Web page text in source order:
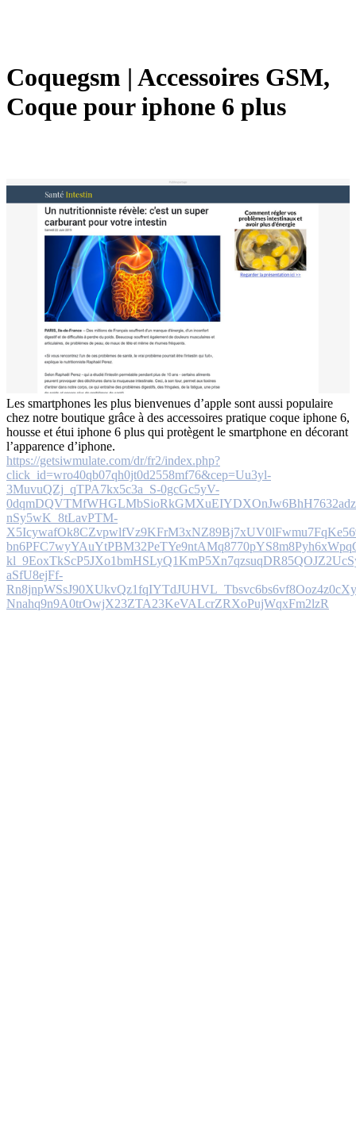
Coquegsm | Accessoires GSM,
Coque pour iphone 6 plus
Les smartphones les plus bienvenues d’apple sont aussi populaire
chez notre boutique grâce à des accessoires pratique coque iphone 6,
housse et étui iphone 6 plus qui protègent le smartphone en décorant
l’apparence d’iphone.
https://getsiwmulate.com/dr/fr2/index.php?
click_id=wro40qb07qh0jt0d2558mf76&cep=Uu3yl-
3MuvuQZj_qTPA7kx5c3a_S-0gcGc5yV-
nSy5wK_8tLavPTM-
aSfU8ejFf-
Nnahq9n9A0trOwjX23ZTA23KeVALcrZRXoPujWqxFm2lzR